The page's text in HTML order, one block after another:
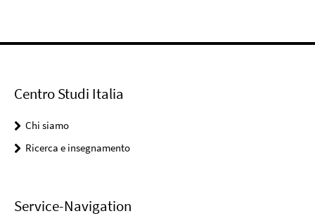
Centro Studi Italia
Chi siamo
Ricerca e insegnamento
Service-Navigation